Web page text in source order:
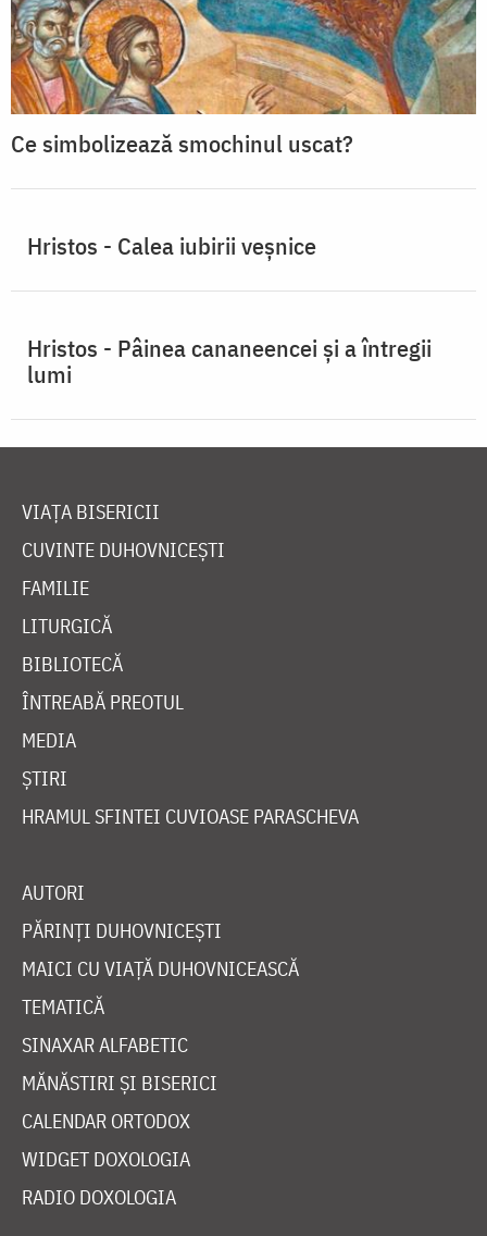
Ce simbolizează smochinul uscat?
Hristos - Calea iubirii veșnice
Hristos - Pâinea cananeencei și a întregii
lumi
VIAȚA BISERICII
CUVINTE DUHOVNICEȘTI
FAMILIE
LITURGICĂ
BIBLIOTECĂ
ÎNTREABĂ PREOTUL
MEDIA
ȘTIRI
HRAMUL SFINTEI CUVIOASE PARASCHEVA
AUTORI
PĂRINȚI DUHOVNICEȘTI
MAICI CU VIAȚĂ DUHOVNICEASCĂ
TEMATICĂ
SINAXAR ALFABETIC
MĂNĂSTIRI ȘI BISERICI
CALENDAR ORTODOX
WIDGET DOXOLOGIA
RADIO DOXOLOGIA